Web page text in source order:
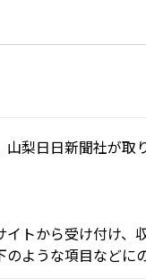
梨日日新聞社が取
トから受け付け、
ような項目などに